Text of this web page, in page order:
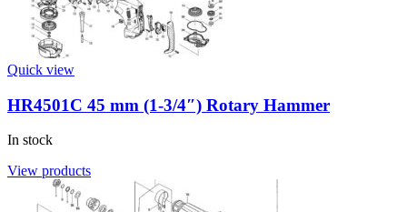
Quick view
HR4501C 45 mm (1-3/4″) Rotary Hammer
In stock
View products